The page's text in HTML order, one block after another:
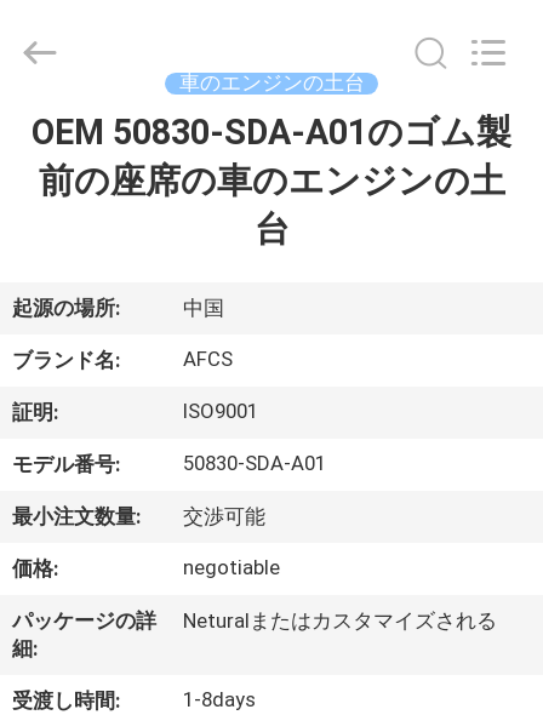
ホ
製
品
動
画
私
た
2026
GUANGZHOU
PARTS
Reserved.
車のエンジンの土台
OEM 50830-SDA-A01のゴム製
前の座席の車のエンジンの土
台
起源の場所: 中国
ブランド名: AFCS
証明: ISO9001
モデル番号: 50830-SDA-A01
最小注文数量: 交渉可能
価格: negotiable
パッケージの詳
細:
Neturalまたはカスタマイズされる
受渡し時間: 1-8days